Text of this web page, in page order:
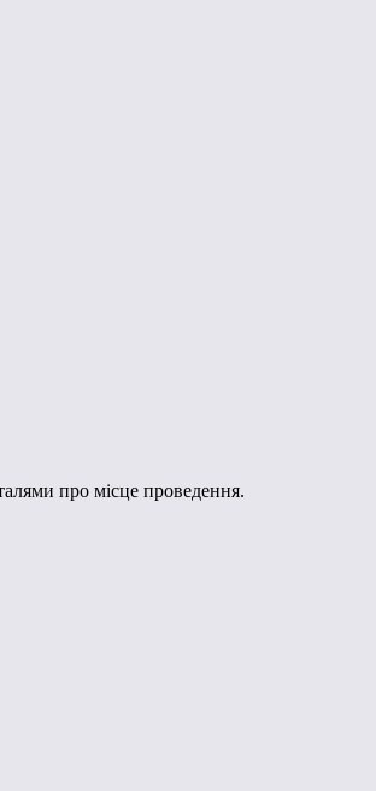
про місце проведення.